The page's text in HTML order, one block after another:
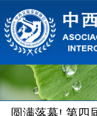
首页
关于协会
圆满落幕! 第四